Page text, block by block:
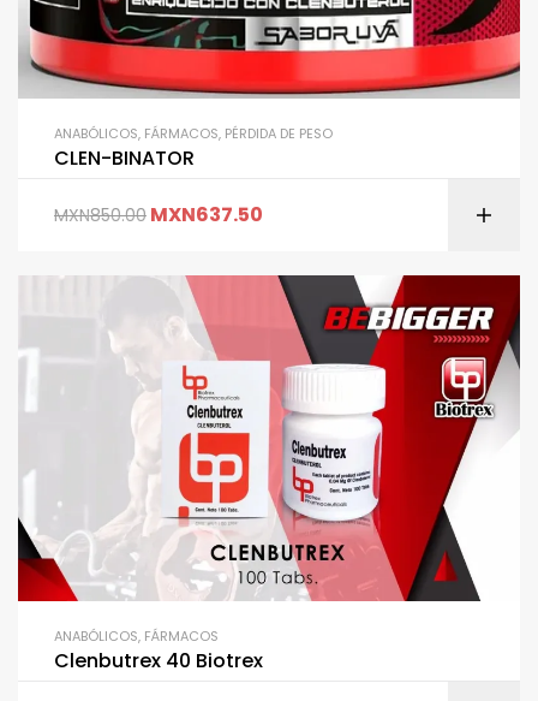
ANABÓLICOS, FÁRMACOS, PÉRDIDA DE PESO
CLEN-BINATOR
MXN850.00 MXN637.50
ANABÓLICOS, FÁRMACOS
Clenbutrex 40 Biotrex